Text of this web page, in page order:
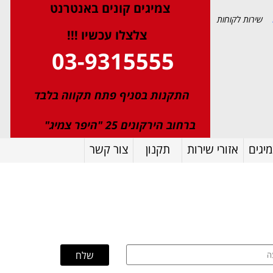
שירות לקוחות
צמיגים קונים באנטרנט
צלצלו עכשיו !!!
03-9315555
התקנות בסניף פתח תקווה בלבד
ברחוב הירקונים 25 "היפר צמיג"
אזורי שירות תקנון צור קשר